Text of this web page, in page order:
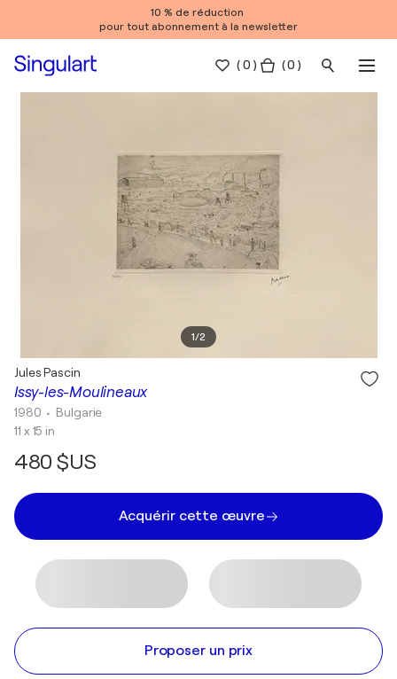
10 % de réduction
pour tout abonnement à la newsletter
(0 ) ( 0 )
1/2
Issy-les-Moulineaux
Jules Pascin
1980 • Bulgarie
11 x 15 in
480 $US
Acquérir cette œuvre
Proposer un prix